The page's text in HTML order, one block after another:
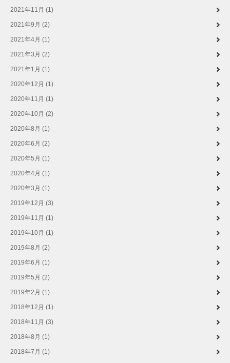
2021年11月 (1)
2021年9月 (2)
2021年4月 (1)
2021年3月 (2)
2021年1月 (1)
2020年12月 (1)
2020年11月 (1)
2020年10月 (2)
2020年8月 (1)
2020年6月 (2)
2020年5月 (1)
2020年4月 (1)
2020年3月 (1)
2019年12月 (3)
2019年11月 (1)
2019年10月 (1)
2019年8月 (2)
2019年6月 (1)
2019年5月 (2)
2019年2月 (1)
2018年12月 (1)
2018年11月 (3)
2018年8月 (1)
2018年7月 (1)